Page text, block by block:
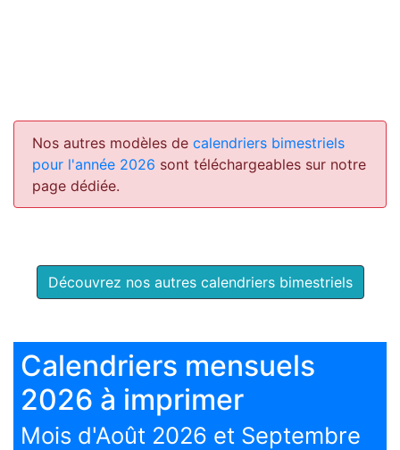
Nos autres modèles de calendriers bimestriels
pour l'année 2026 sont téléchargeables sur notre
page dédiée.
Découvrez nos autres calendriers bimestriels
Calendriers mensuels
2026 à imprimer
Mois d'Août 2026 et Septembre